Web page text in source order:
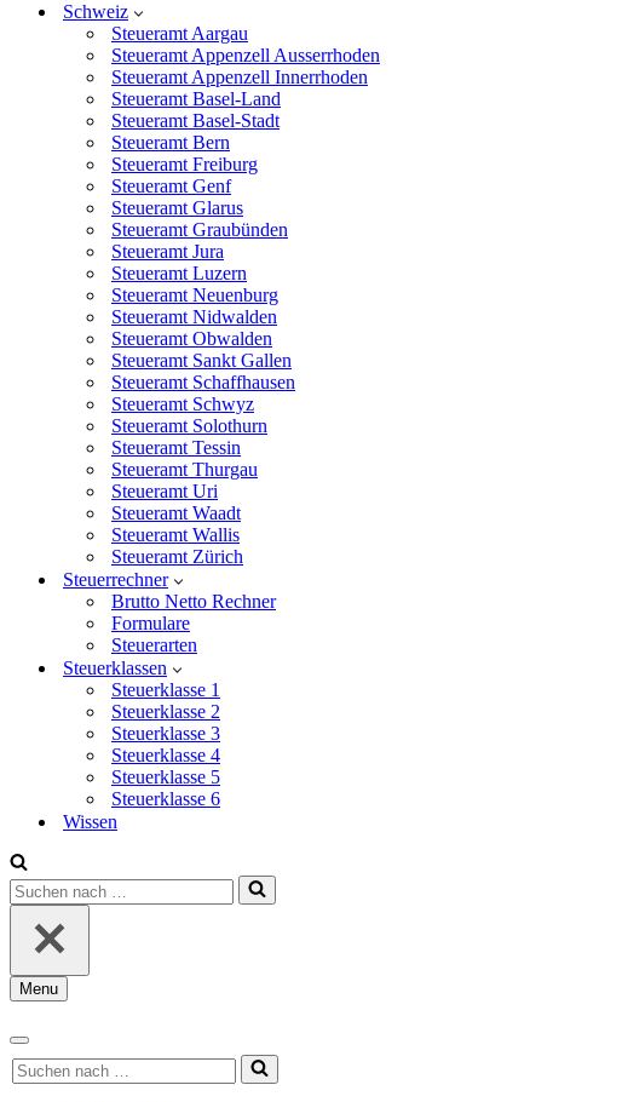
Schweiz
Steueramt Aargau
Steueramt Appenzell Ausserrhoden
Steueramt Appenzell Innerrhoden
Steueramt Basel-Land
Steueramt Basel-Stadt
Steueramt Bern
Steueramt Freiburg
Steueramt Genf
Steueramt Glarus
Steueramt Graubünden
Steueramt Jura
Steueramt Luzern
Steueramt Neuenburg
Steueramt Nidwalden
Steueramt Obwalden
Steueramt Sankt Gallen
Steueramt Schaffhausen
Steueramt Schwyz
Steueramt Solothurn
Steueramt Tessin
Steueramt Thurgau
Steueramt Uri
Steueramt Waadt
Steueramt Wallis
Steueramt Zürich
Steuerrechner
Brutto Netto Rechner
Formulare
Steuerarten
Steuerklassen
Steuerklasse 1
Steuerklasse 2
Steuerklasse 3
Steuerklasse 4
Steuerklasse 5
Steuerklasse 6
Wissen
Suchen
nach …
Menu
Navigationsmenü
Navigationsmenü
Suchen
nach …